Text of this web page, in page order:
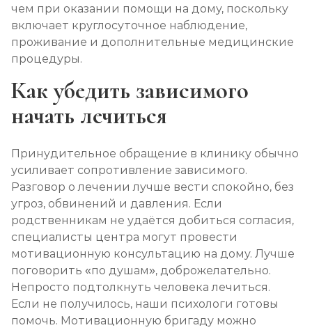
чем при оказании помощи на дому, поскольку
включает круглосуточное наблюдение,
проживание и дополнительные медицинские
процедуры.
Как убедить зависимого
начать лечиться
Принудительное обращение в клинику обычно
усиливает сопротивление зависимого.
Разговор о лечении лучше вести спокойно, без
угроз, обвинений и давления. Если
родственникам не удаётся добиться согласия,
специалисты центра могут провести
мотивационную консультацию на дому. Лучше
поговорить «по душам», доброжелательно.
Непросто подтолкнуть человека лечиться.
Если не получилось, наши психологи готовы
помочь. Мотивационную бригаду можно